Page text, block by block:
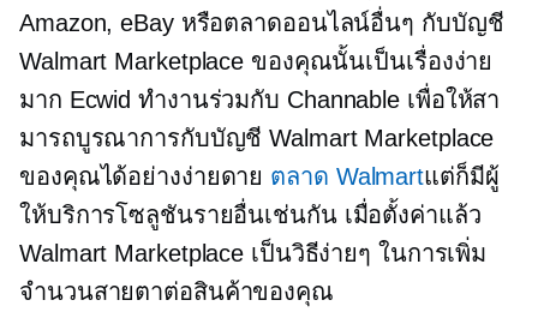
Amazon, eBay หรือตลาดออนไลน์อื่นๆ กับบัญชี
Walmart Marketplace ของคุณนั้นเป็นเรื่องง่าย
มาก Ecwid ทำงานร่วมกับ Channable เพื่อให้สา
มารถบูรณาการกับบัญชี Walmart Marketplace
ของคุณได้อย่างง่ายดาย ตลาด Walmartแต่ก็มีผู้
ให้บริการโซลูชันรายอื่นเช่นกัน เมื่อตั้งค่าแล้ว
Walmart Marketplace เป็นวิธีง่ายๆ ในการเพิ่ม
จำนวนสายตาต่อสินค้าของคุณ